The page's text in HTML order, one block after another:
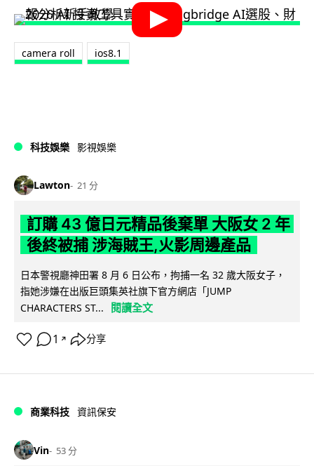
camera roll ios8.1
科技娛樂 影視娛樂
Lawton 21 分
訂購 43 億日元精品後棄單 大阪女 2 年
後終被捕 涉海賊王,火影周邊產品
日本警視廳神田署 8 月 6 日公布，拘捕一名 32 歲大阪女子，
指她涉嫌在出版巨頭集英社旗下官方網店「JUMP
CHARACTERS ST...
閱讀全文
1 ↗ 分享
商業科技 資訊保安
Vin 53 分